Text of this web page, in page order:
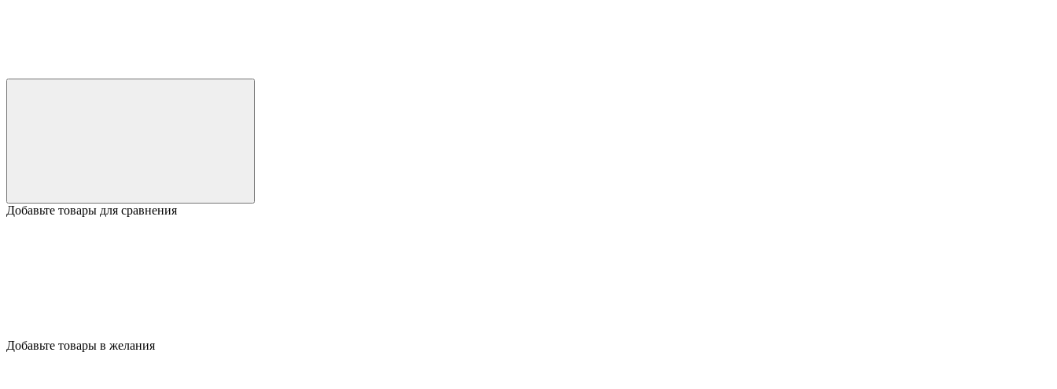
Добавьте товары для сравнения
Добавьте товары в желания